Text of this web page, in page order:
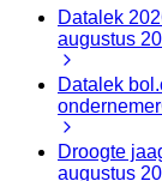
Datalek
augustus
Datalek
ondernemer
Droogte
augustus